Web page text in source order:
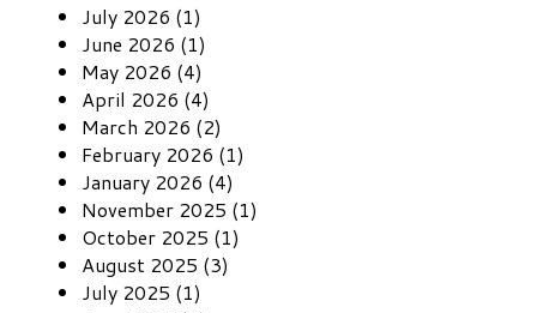
July 2026 (1)
June 2026 (1)
May 2026 (4)
April 2026 (4)
March 2026 (2)
February 2026 (1)
January 2026 (4)
November 2025 (1)
October 2025 (1)
August 2025 (3)
July 2025 (1)